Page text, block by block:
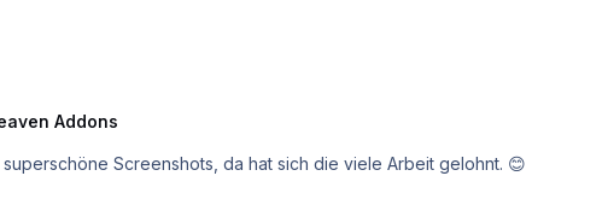
Addons
Screenshots, da hat sich die viele Arbeit gelohnt. 😊